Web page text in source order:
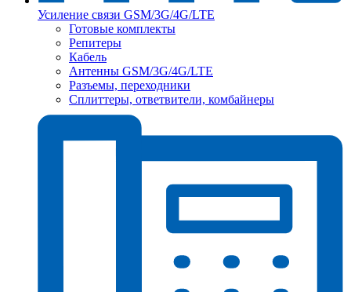
Усиление связи GSM/3G/4G/LTE
Готовые комплекты
Репитеры
Кабель
Антенны GSM/3G/4G/LTE
Разъемы, переходники
Сплиттеры, ответвители, комбайнеры